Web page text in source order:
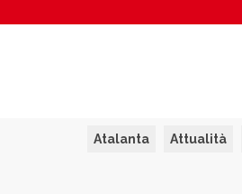
Atalanta Attualità